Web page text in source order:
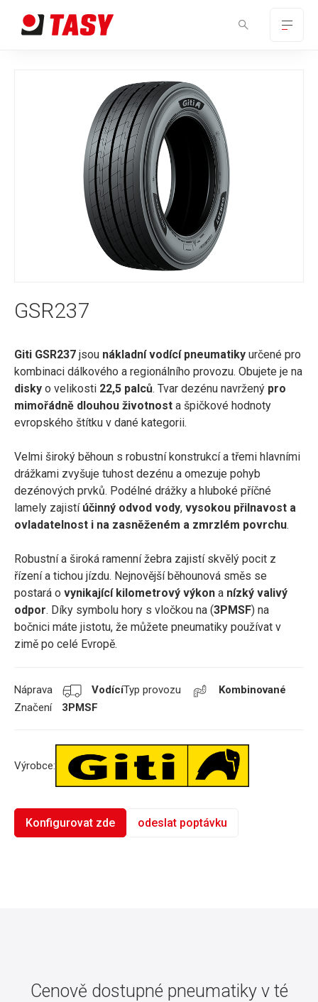
GSR237
Giti GSR237 jsou nákladní vodící pneumatiky určené pro
kombinaci dálkového a regionálního provozu. Obujete je na
disky o velikosti 22,5 palců. Tvar dezénu navržený pro
mimořádně dlouhou životnost a špičkové hodnoty
evropského štítku v dané kategorii.
Velmi široký běhoun s robustní konstrukcí a třemi hlavními
drážkami zvyšuje tuhost dezénu a omezuje pohyb
dezénových prvků. Podélné drážky a hluboké příčné
lamely zajistí účinný odvod vody, vysokou přilnavost a
ovladatelnost i na zasněženém a zmrzlém povrchu.
Robustní a široká ramenní žebra zajistí skvělý pocit z
řízení a tichou jízdu. Nejnovější běhounová směs se
postará o vynikající kilometrový výkon a nízký valivý
odpor. Díky symbolu hory s vločkou na (3PMSF) na
bočnici máte jistotu, že můžete pneumatiky používat v
zimě po celé Evropě.
Náprava VodícíTyp provozu
Kombinované
Značení
3PMSF
Výrobce:
Konfigurovat zde odeslat poptávku
Cenově dostupné pneumatiky v té